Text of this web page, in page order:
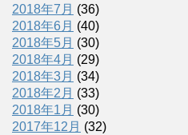
2018年7月 (36)
2018年6月 (40)
2018年5月 (30)
2018年4月 (29)
2018年3月 (34)
2018年2月 (33)
2018年1月 (30)
2017年12月 (32)